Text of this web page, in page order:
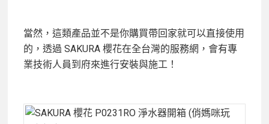
當然，這類產品並不是你購買帶回家就可以直接使用
的，透過 SAKURA 櫻花在全台灣的服務網，會有專
業技術人員到府來進行安裝與施工！